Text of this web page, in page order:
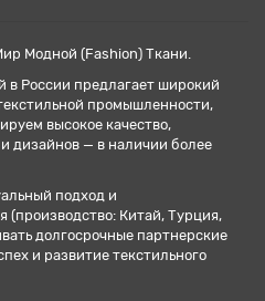
Модной (Fashion) Ткани.
России предлагает широкий
промышленности,
высокое качество,
дизайнов — в наличии более
подход и
(производство: Китай, Турция,
долгосрочные партнерские
и развитие текстильного